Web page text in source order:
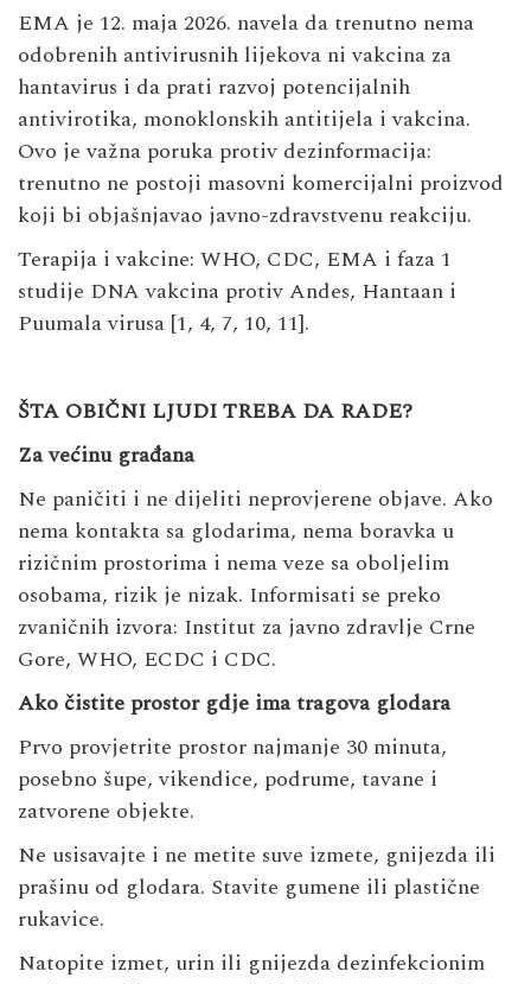
EMA je 12. maja 2026. navela da trenutno nema
odobrenih antivirusnih lijekova ni vakcina za
hantavirus i da prati razvoj potencijalnih
antivirotika, monoklonskih antitijela i vakcina.
Ovo je važna poruka protiv dezinformacija:
trenutno ne postoji masovni komercijalni proizvod
koji bi objašnjavao javno-zdravstvenu reakciju.
Terapija i vakcine: WHO, CDC, EMA i faza 1
studije DNA vakcina protiv Andes, Hantaan i
Puumala virusa [1, 4, 7, 10, 11].
ŠTA OBIČNI LJUDI TREBA DA RADE?
Za većinu građana
Ne paničiti i ne dijeliti neprovjerene objave. Ako
nema kontakta sa glodarima, nema boravka u
rizičnim prostorima i nema veze sa oboljelim
osobama, rizik je nizak. Informisati se preko
zvaničnih izvora: Institut za javno zdravlje Crne
Gore, WHO, ECDC i CDC.
Ako čistite prostor gdje ima tragova glodara
Prvo provjetrite prostor najmanje 30 minuta,
posebno šupe, vikendice, podrume, tavane i
zatvorene objekte.
Ne usisavajte i ne metite suve izmete, gnijezda ili
prašinu od glodara. Stavite gumene ili plastične
rukavice.
Natopite izmet, urin ili gnijezda dezinfekcionim